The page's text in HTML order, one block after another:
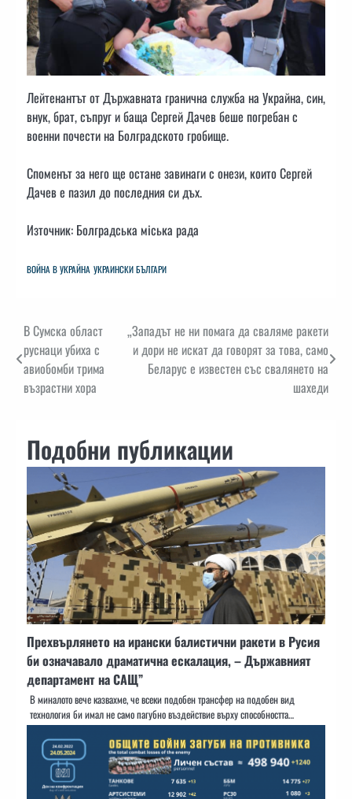
Лейтенантът от Държавната гранична служба на Украйна, син,
внук, брат, съпруг и баща Сергей Дачев беше погребан с
военни почести на Болградското гробище.
Споменът за него ще остане завинаги с онези, които Сергей
Дачев е пазил до последния си дъх.
Източник: Болградська міська рада
ВОЙНА В УКРАЙНА УКРАИНСКИ БЪЛГАРИ
Навигация
В Сумска област
руснаци убиха с
авиобомби трима
възрастни хора
„Западът не ни помага да сваляме ракети
и дори не искат да говорят за това, само
Беларус е известен със свалянето на
шахеди
Подобни публикации
Прехвърлянето на ирански балистични ракети в Русия
би означавало драматична ескалация, – Държавният
департамент на САЩ”
В миналото вече казвахме, че всеки подобен трансфер на подобен вид
технология би имал не само пагубно въздействие върху способността…